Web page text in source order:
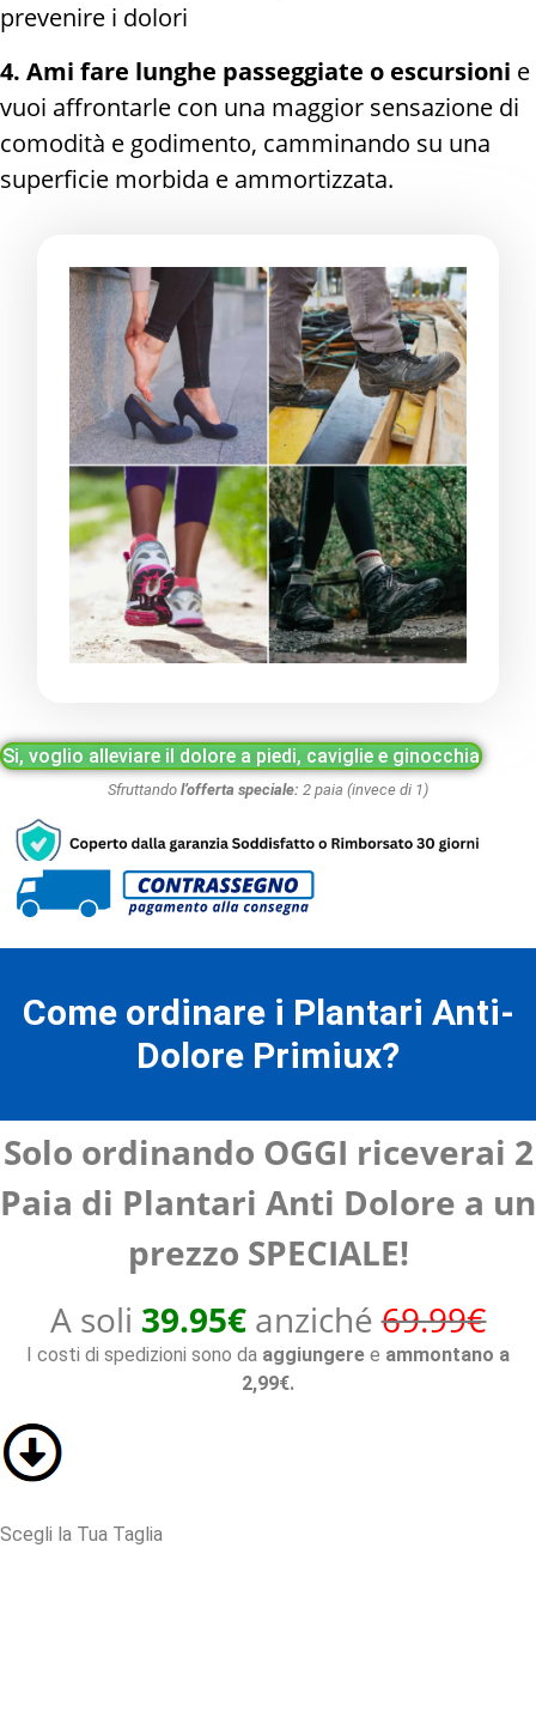
prevenire i dolori
4. Ami fare lunghe passeggiate o escursioni e
vuoi affrontarle con una maggior sensazione di
comodità e godimento, camminando su una
superficie morbida e ammortizzata.
Si, voglio alleviare il dolore a piedi, caviglie e ginocchia
Sfruttando l’offerta speciale: 2 paia (invece di 1)
Come ordinare i Plantari Anti-
Dolore Primiux?
Solo ordinando OGGI riceverai 2
Paia di Plantari Anti Dolore a un
prezzo SPECIALE!
A soli 39.95€anziché69.99€
I costi di spedizioni sono da aggiungere e ammontano a
2,99€.
Scegli la Tua Taglia